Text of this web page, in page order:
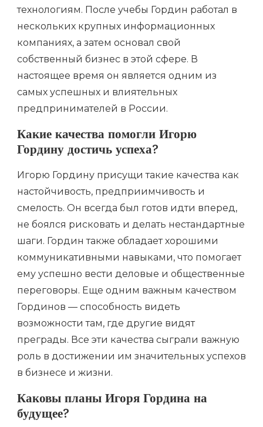
технологиям. После учебы Гордин работал в
нескольких крупных информационных
компаниях, а затем основал свой
собственный бизнес в этой сфере. В
настоящее время он является одним из
самых успешных и влиятельных
предпринимателей в России.
Какие качества помогли Игорю
Гордину достичь успеха?
Игорю Гордину присущи такие качества как
настойчивость, предприимчивость и
смелость. Он всегда был готов идти вперед,
не боялся рисковать и делать нестандартные
шаги. Гордин также обладает хорошими
коммуникативными навыками, что помогает
ему успешно вести деловые и общественные
переговоры. Еще одним важным качеством
Гординов — способность видеть
возможности там, где другие видят
преграды. Все эти качества сыграли важную
роль в достижении им значительных успехов
в бизнесе и жизни.
Каковы планы Игоря Гордина на
будущее?